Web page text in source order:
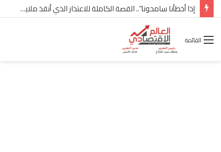
إذا أخطأنا سامحونا”.. القصة الكاملة للاعتذار الذي أنقذ ملايين “إعمار” في الساحل الشمالي
القائمة